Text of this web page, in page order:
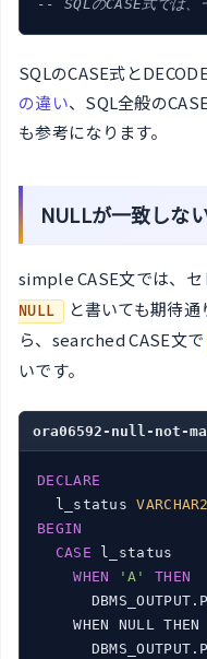
-- SQLのCASE式では
SQLのCASE式と
の違い、SQL全般の
も参考になります。
NULLが一致しな
simple CASE文では、
NULL
と書いても期待
ら、searched CASE文で
いです。
ora06592-null-not-
DECLARE
  l_status
VARCHAR2
BEGIN
CASE l_status
WHEN
'A'
THEN
    WHEN NULL THEN